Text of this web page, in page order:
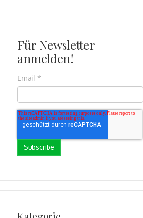
Für Newsletter
anmelden!
Email *